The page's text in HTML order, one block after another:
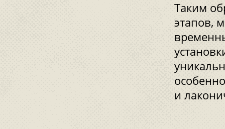
Таким
этапов,
и